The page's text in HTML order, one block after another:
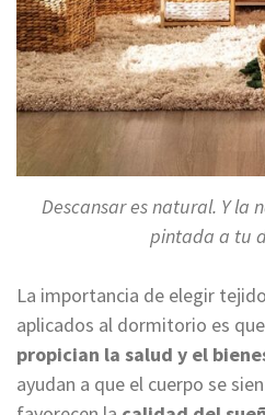
Descansar es natural. Y la
pintada a tu
La importancia de elegir
aplicados al dormitorio es
propician la salud y el
ayudan a que el cuerpo se